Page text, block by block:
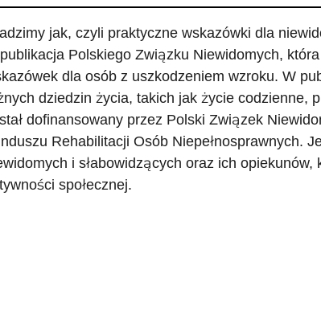
jak, czyli praktyczne wskazówki dla
Polskiego Związku Niewidomych,
dla osób z uszkodzeniem wzroku. W
dziedzin życia, takich jak życie codzienne,
dofinansowany przez Polski Związek
Rehabilitacji Osób Niepełnosprawnych.
i słabowidzących oraz ich
społecznej.